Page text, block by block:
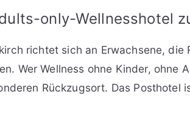
only-Wellnesshotel
richtet sich an Erwachsene,
Wer Wellness ohne Kinder, ohne
Rückzugsort. Das Posthotel